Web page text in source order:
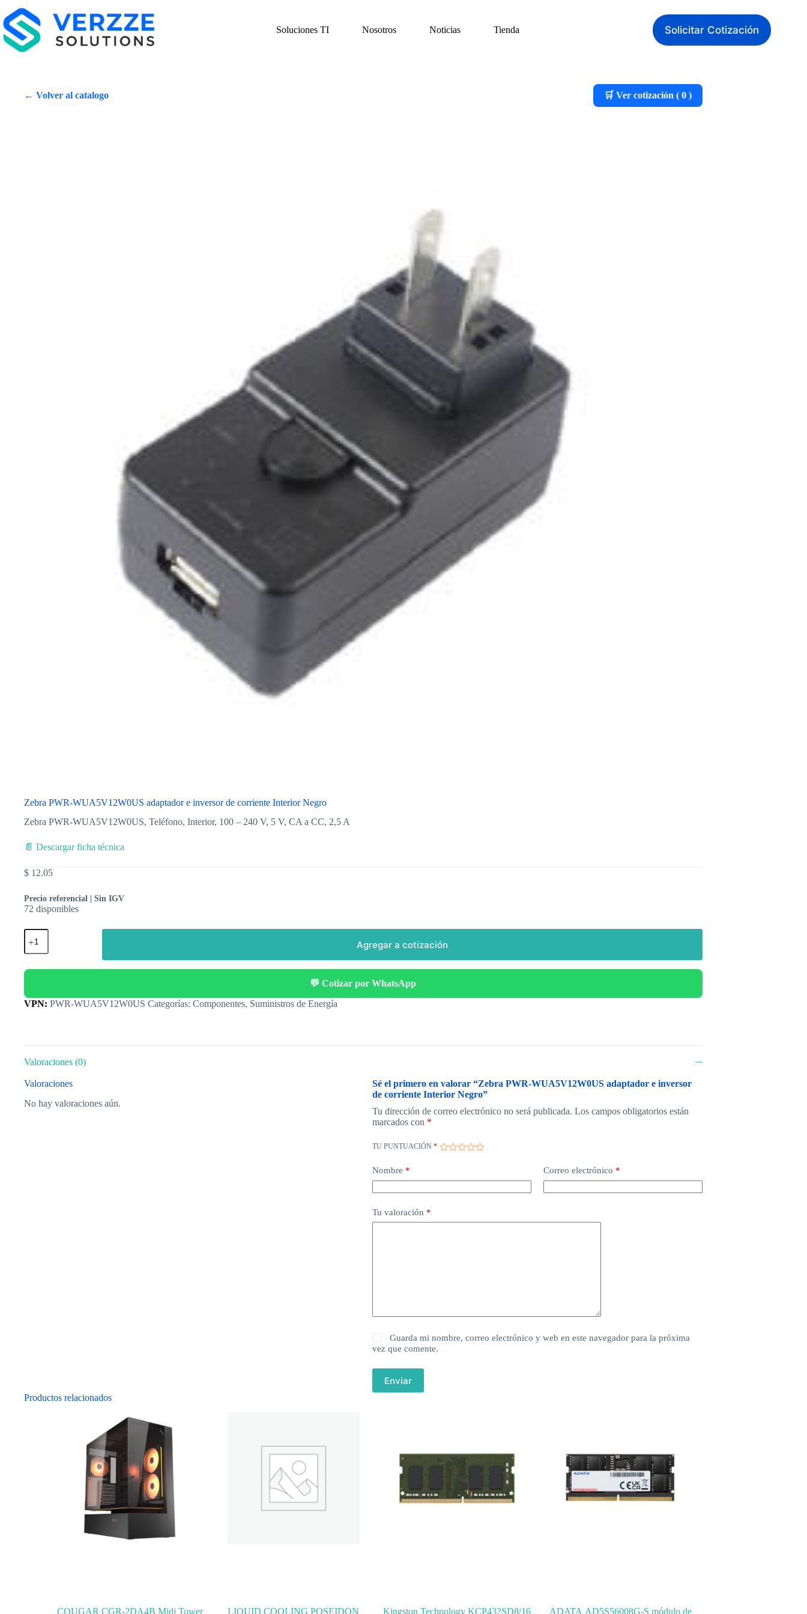
Soluciones TI Nosotros Noticias Tienda Solicitar Cotización
← Volver al catalogo 🛒 Ver cotización (0 )
Zebra PWR-WUA5V12W0US adaptador e inversor de corriente Interior Negro
Zebra PWR-WUA5V12W0US, Teléfono, Interior, 100 – 240 V, 5 V, CA a CC, 2,5 A
📄 Descargar ficha técnica
$ 12.05
Precio referencial | Sin IGV
72 disponibles
Agregar a cotización
💬 Cotizar por WhatsApp
Categorías: Componentes, Suministros de Energía
Valoraciones (0)
Valoraciones
No hay valoraciones aún.
Sé el primero en valorar “Zebra PWR-WUA5V12W0US adaptador e inversor
de corriente Interior Negro”
Tu dirección de correo electrónico no será publicada. Los campos obligatorios están
marcados con *
TU PUNTUACIÓN *
Nombre * Correo electrónico *
Tu valoración *
Guarda mi nombre, correo electrónico y web en este navegador para la próxima
vez que comente.
Enviar
Productos relacionados
COUGAR CGR-2DA4B Midi Tower LIQUID COOLING POSEIDON Kingston Technology KCP432SD8/16 ADATA AD5S56008G-S módulo de